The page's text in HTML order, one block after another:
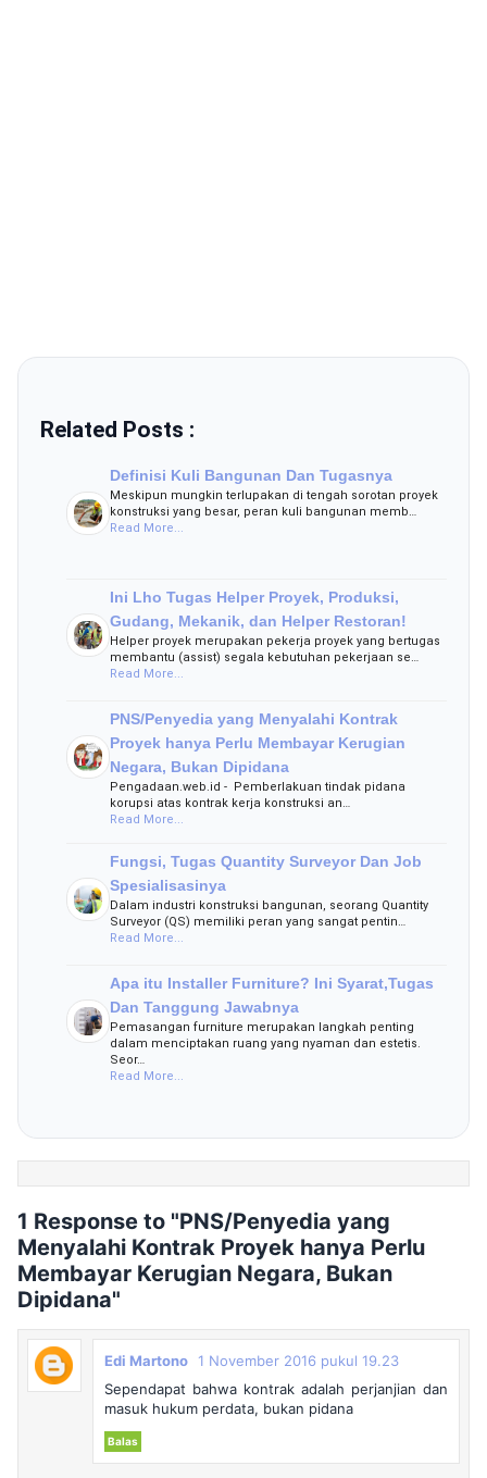
Related Posts :
Definisi Kuli Bangunan Dan Tugasnya
Meskipun mungkin terlupakan di tengah sorotan proyek
konstruksi yang besar, peran kuli bangunan memb…
Read More...
Ini Lho Tugas Helper Proyek, Produksi,
Gudang, Mekanik, dan Helper Restoran!
Helper proyek merupakan pekerja proyek yang bertugas
membantu (assist) segala kebutuhan pekerjaan se…
Read More...
PNS/Penyedia yang Menyalahi Kontrak
Proyek hanya Perlu Membayar Kerugian
Negara, Bukan Dipidana
Pengadaan.web.id - Pemberlakuan tindak pidana
korupsi atas kontrak kerja konstruksi an…
Read More...
Fungsi, Tugas Quantity Surveyor Dan Job
Spesialisasinya
Dalam industri konstruksi bangunan, seorang Quantity
Surveyor (QS) memiliki peran yang sangat pentin…
Read More...
Apa itu Installer Furniture? Ini Syarat,Tugas
Dan Tanggung Jawabnya
Pemasangan furniture merupakan langkah penting
dalam menciptakan ruang yang nyaman dan estetis.
Seor…
Read More...
1 Response to "PNS/Penyedia yang
Menyalahi Kontrak Proyek hanya Perlu
Membayar Kerugian Negara, Bukan
Dipidana"
Edi Martono 1 November 2016 pukul 19.23
Sependapat bahwa kontrak adalah perjanjian dan
masuk hukum perdata, bukan pidana
Balas